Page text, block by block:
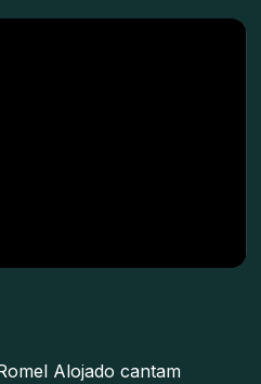
Alojado cantam